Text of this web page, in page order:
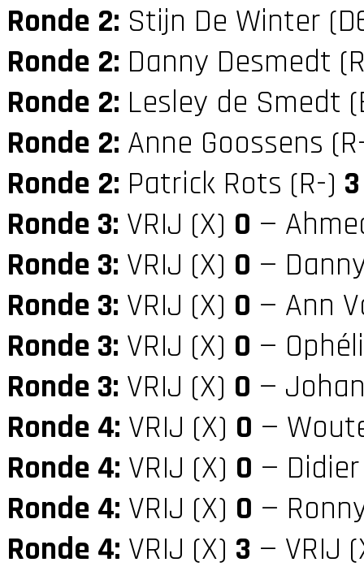
Ronde 2: Stijn De Winter
Ronde 2: Danny Desmedt
Ronde 2: Lesley de Smedt
Ronde 2: Anne Goossens
Ronde 2: Patrick Rots (R-) 3
Ronde 3: VRIJ (X) 0 —
Ronde 3: VRIJ (X) 0 —
Ronde 3: VRIJ (X) 0 — Ann
Ronde 3: VRIJ (X) 0 —
Ronde 3: VRIJ (X) 0 —
Ronde 4: VRIJ (X) 0 —
Ronde 4: VRIJ (X) 0 —
Ronde 4: VRIJ (X) 0 —
Ronde 4: VRIJ (X) 3 — VRIJ